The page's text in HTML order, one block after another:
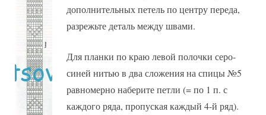
дополнительных петель по центру переда,
разрежьте деталь между швами.
Для планки по краю левой полочки серо-
синей нитью в два сложения на спицы №5
равномерно наберите петли (= по 1 п. с
каждого ряда, пропуская каждый 4-й ряд).